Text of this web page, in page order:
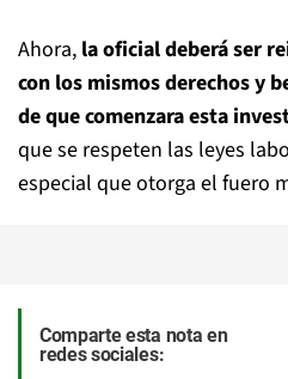
Ahora, la oficial deberá ser
con los mismos derechos y
de que comenzara esta
que se respeten las leyes
especial que otorga el fuero
Comparte esta nota en
redes sociales: